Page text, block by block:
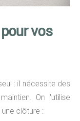
vos
: il nécessite des
On l'utilise
clôture :